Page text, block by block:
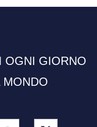
OGNI GIORNO
MONDO